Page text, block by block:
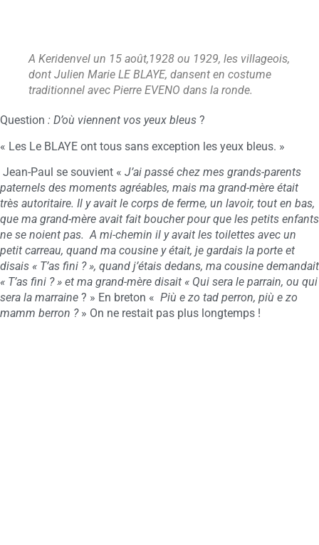
A Keridenvel un 15 août,1928 ou 1929, les villageois,
dont Julien Marie LE BLAYE, dansent en costume
traditionnel avec Pierre EVENO dans la ronde.
Question : D’où viennent vos yeux bleus ?
« Les Le BLAYE ont tous sans exception les yeux bleus. »
Jean-Paul se souvient « J’ai passé chez mes grands-parents
paternels des moments agréables, mais ma grand-mère était
très autoritaire. Il y avait le corps de ferme, un lavoir, tout en bas,
que ma grand-mère avait fait boucher pour que les petits enfants
ne se noient pas. A mi-chemin il y avait les toilettes avec un
petit carreau, quand ma cousine y était, je gardais la porte et
disais « T’as fini ? », quand j’étais dedans, ma cousine demandait
« T’as fini ? » et ma grand-mère disait « Qui sera le parrain, ou qui
sera la marraine ? » En breton « Più e zo tad perron, più e zo
mamm berron ?» On ne restait pas plus longtemps !